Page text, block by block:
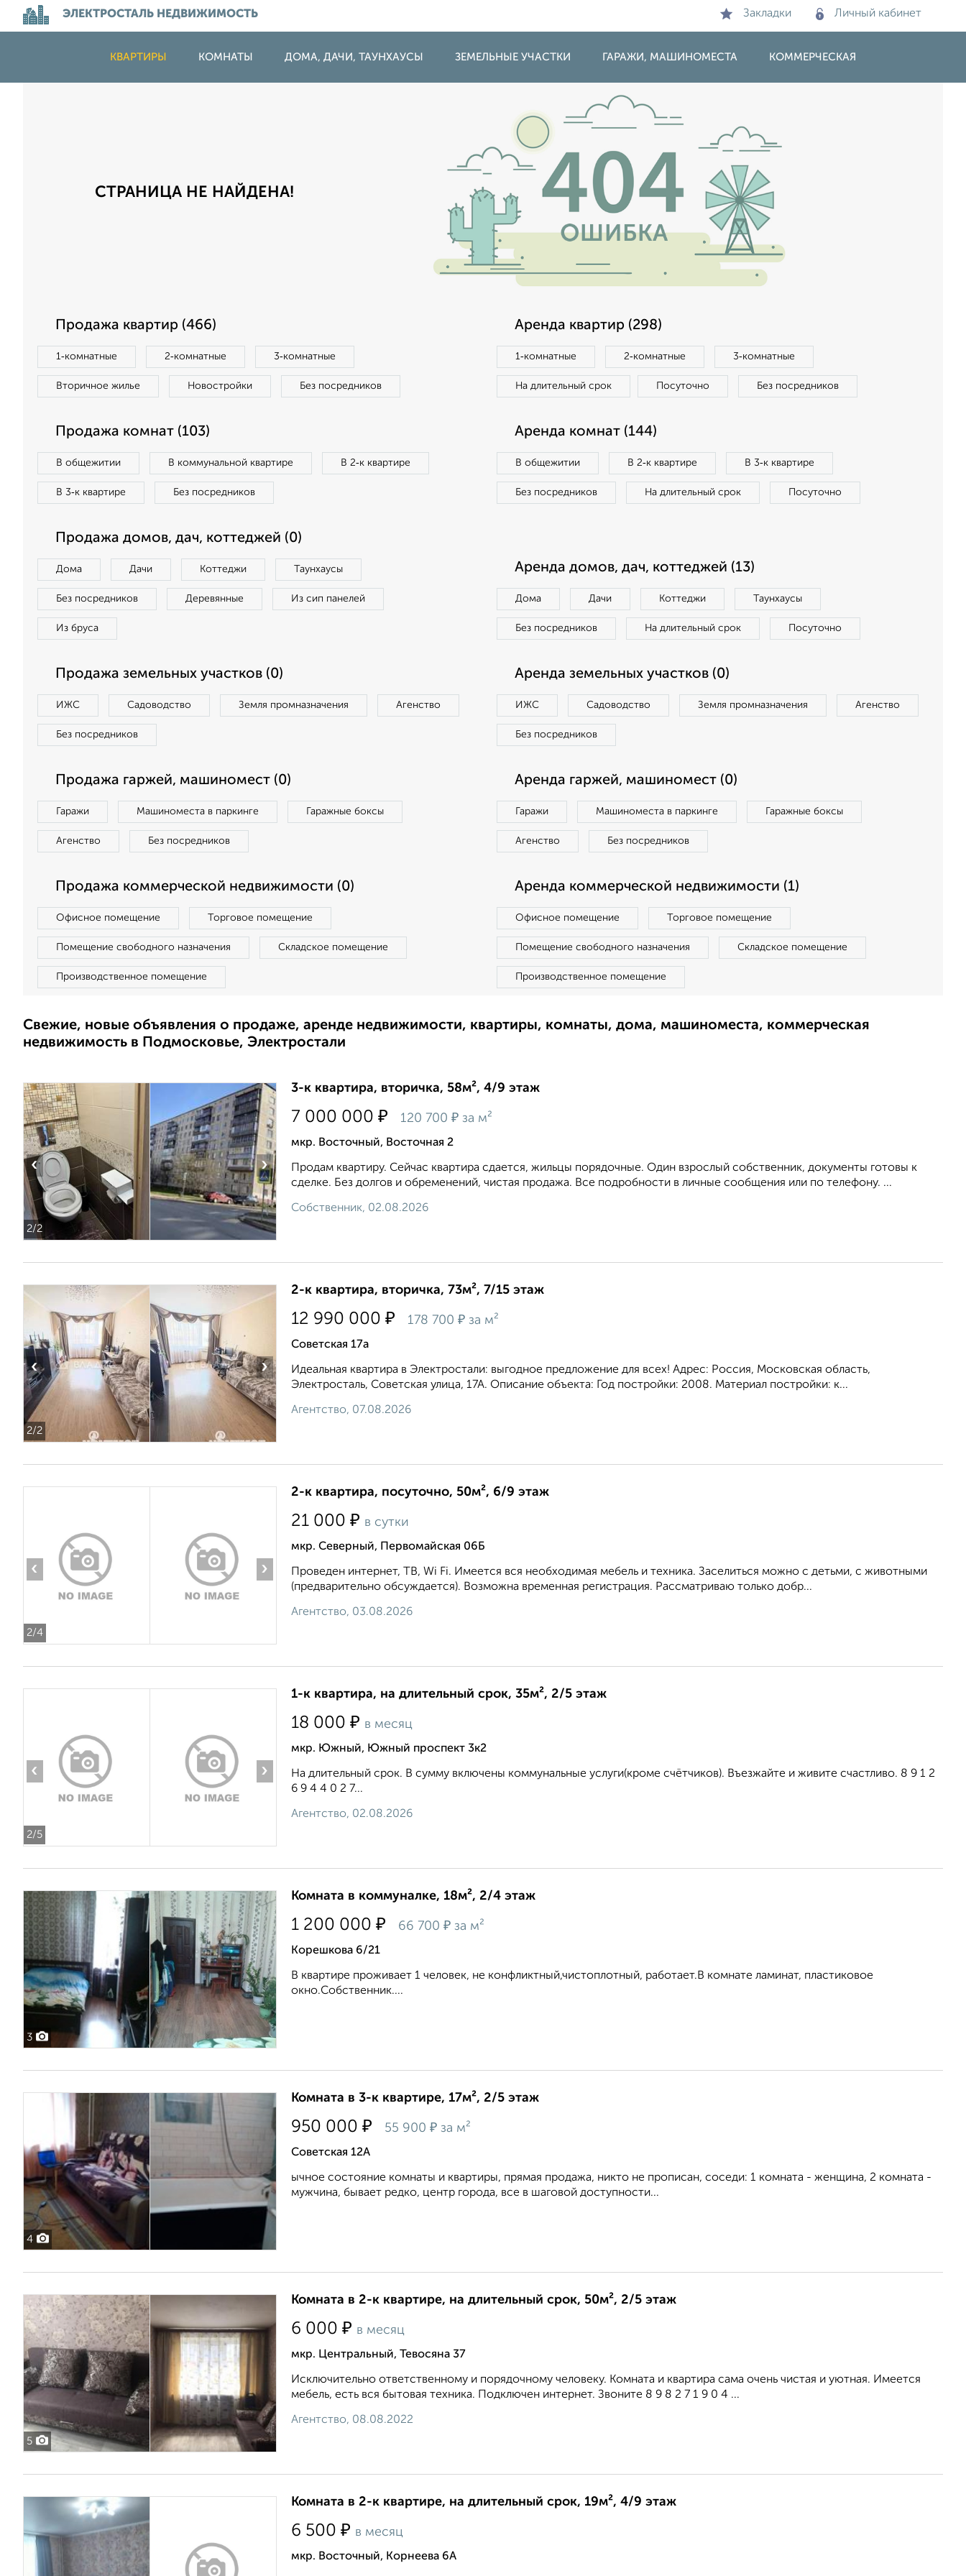
ЭЛЕКТРОСТАЛЬ НЕДВИЖИМОСТЬ Закладки Личный кабинет
КВАРТИРЫ КОМНАТЫ ДОМА, ДАЧИ, ТАУНХАУСЫ ЗЕМЕЛЬНЫЕ УЧАСТКИ ГАРАЖИ, МАШИНОМЕСТА КОММЕРЧЕСКАЯ
СТРАНИЦА НЕ НАЙДЕНА!
Продажа квартир (466)
1‑комнатные 2‑комнатные 3‑комнатные
Вторичное жилье Новостройки Без посредников
Аренда квартир (298)
1‑комнатные 2‑комнатные 3‑комнатные
На длительный срок Посуточно Без посредников
Продажа комнат (103)
В общежитии В коммунальной квартире В 2‑к квартире
В 3‑к квартире Без посредников
Аренда комнат (144)
В общежитии В 2‑к квартире В 3‑к квартире
Без посредников На длительный срок Посуточно
Продажа домов, дач, коттеджей (0)
Дома Дачи Коттеджи Таунхаусы
Без посредников Деревянные Из сип панелей
Из бруса
Аренда домов, дач, коттеджей (13)
Дома Дачи Коттеджи Таунхаусы
Без посредников На длительный срок Посуточно
Продажа земельных участков (0)
ИЖС Садоводство Земля промназначения Агенство
Без посредников
Аренда земельных участков (0)
ИЖС Садоводство Земля промназначения Агенство
Без посредников
Продажа гаржей, машиномест (0)
Гаражи Машиноместа в паркинге Гаражные боксы
Агенство Без посредников
Аренда гаржей, машиномест (0)
Гаражи Машиноместа в паркинге Гаражные боксы
Агенство Без посредников
Продажа коммерческой недвижимости (0)
Офисное помещение Торговое помещение
Помещение свободного назначения Складское помещение
Производственное помещение
Аренда коммерческой недвижимости (1)
Офисное помещение Торговое помещение
Помещение свободного назначения Складское помещение
Производственное помещение
Свежие, новые объявления о продаже, аренде недвижимости, квартиры, комнаты, дома, машиноместа, коммерческая
недвижимость в Подмосковье, Электростали
2/2
‹ ›
3-к квартира, вторичка, 58м², 4/9 этаж
7 000 000 ₽ 120 700 ₽ за м²
мкр. Восточный, Восточная 2
Продам квартиру. Сейчас квартира сдается, жильцы порядочные. Один взрослый собственник, документы готовы к
сделке. Без долгов и обременений, чистая продажа. Все подробности в личные сообщения или по телефону. ...
Собственник, 02.08.2026
2/2
‹ ›
2-к квартира, вторичка, 73м², 7/15 этаж
12 990 000 ₽ 178 700 ₽ за м²
Советская 17а
Идеальная квартира в Электростали: выгодное предложение для всех! Адрес: Россия, Московская область,
Электросталь, Советская улица, 17А. Описание объекта: Год постройки: 2008. Материал постройки: к...
Агентство, 07.08.2026
2/4
‹ ›
2-к квартира, посуточно, 50м², 6/9 этаж
21 000 ₽ в сутки
мкр. Северный, Первомайская 06Б
Проведен интернет, ТВ, Wi Fi. Имеется вся необходимая мебель и техника. Заселиться можно с детьми, с животными
(предварительно обсуждается). Возможна временная регистрация. Рассматриваю только добр...
Агентство, 03.08.2026
2/5
‹ ›
1-к квартира, на длительный срок, 35м², 2/5 этаж
18 000 ₽ в месяц
мкр. Южный, Южный проспект 3к2
На длительный срок. В сумму включены коммунальные услуги(кроме счётчиков). Въезжайте и живите счастливо. 8 9 1 2
6 9 4 4 0 2 7...
Агентство, 02.08.2026
3
Комната в коммуналке, 18м², 2/4 этаж
1 200 000 ₽ 66 700 ₽ за м²
Корешкова 6/21
В квартире проживает 1 человек, не конфликтный,чистоплотный, работает.В комнате ламинат, пластиковое
окно.Собственник....
4
Комната в 3-к квартире, 17м², 2/5 этаж
950 000 ₽ 55 900 ₽ за м²
Советская 12А
ычное состояние комнаты и квартиры, прямая продажа, никто не прописан, соседи: 1 комната - женщина, 2 комната -
мужчина, бывает редко, центр города, все в шаговой доступности...
5
Комната в 2-к квартире, на длительный срок, 50м², 2/5 этаж
6 000 ₽ в месяц
мкр. Центральный, Тевосяна 37
Исключительно ответственному и порядочному человеку. Комната и квартира сама очень чистая и уютная. Имеется
мебель, есть вся бытовая техника. Подключен интернет. Звоните 8 9 8 2 7 1 9 0 4 ...
Агентство, 08.08.2022
Комната в 2-к квартире, на длительный срок, 19м², 4/9 этаж
6 500 ₽ в месяц
мкр. Восточный, Корнеева 6А